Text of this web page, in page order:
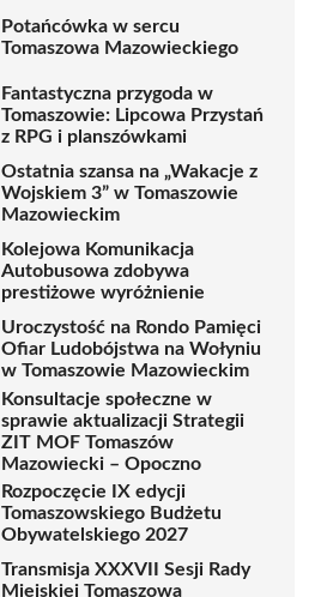
Potańcówka w sercu
Tomaszowa Mazowieckiego
Fantastyczna przygoda w
Tomaszowie: Lipcowa Przystań
z RPG i planszówkami
Ostatnia szansa na „Wakacje z
Wojskiem 3” w Tomaszowie
Mazowieckim
Kolejowa Komunikacja
Autobusowa zdobywa
prestiżowe wyróżnienie
Uroczystość na Rondo Pamięci
Ofiar Ludobójstwa na Wołyniu
w Tomaszowie Mazowieckim
Konsultacje społeczne w
sprawie aktualizacji Strategii
ZIT MOF Tomaszów
Mazowiecki – Opoczno
Rozpoczęcie IX edycji
Tomaszowskiego Budżetu
Obywatelskiego 2027
Transmisja XXXVII Sesji Rady
Miejskiej Tomaszowa